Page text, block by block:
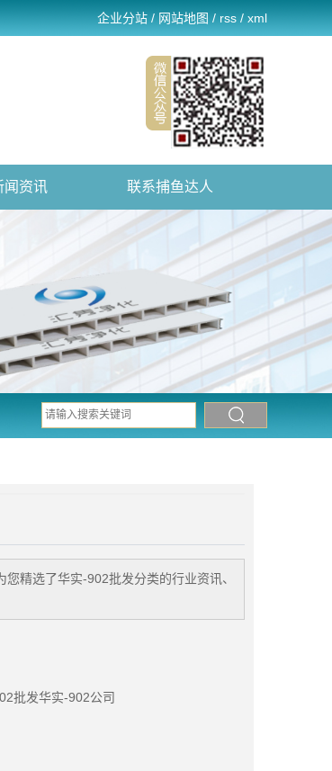
企业分站 / 网站地图 / rss / xml
闻资讯 联系捕鱼达人
您精选了华实-902批发分类的行业资讯、
批发华实-902公司